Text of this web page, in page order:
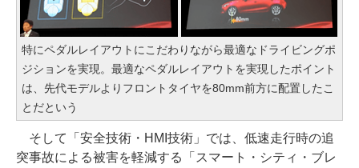
特にペダルレイアウトにこだわりながら最適なドライビングポ
ジションを実現。最適なペダルレイアウトを実現したポイント
は、先代モデルよりフロントタイヤを80mm前方に配置したこ
とだという
そして「安全技術・HMI技術」では、低速走行時の追
突事故による被害を軽減する「スマート・シティ・ブレ